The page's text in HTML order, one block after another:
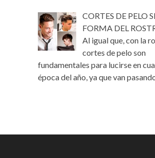
CORTES DE PELO
FORMA DEL
Al igual que, con la
cortes de pelo son
fundamentales para lucirse en
época del año, ya que van